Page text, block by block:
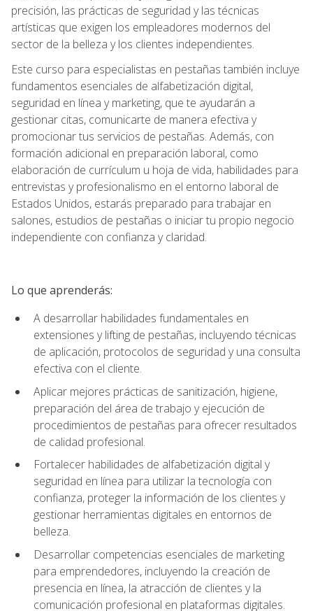
precisión, las prácticas de seguridad y las técnicas
artísticas que exigen los empleadores modernos del
sector de la belleza y los clientes independientes.
Este curso para especialistas en pestañas también incluye
fundamentos esenciales de alfabetización digital,
seguridad en línea y marketing, que te ayudarán a
gestionar citas, comunicarte de manera efectiva y
promocionar tus servicios de pestañas. Además, con
formación adicional en preparación laboral, como
elaboración de currículum u hoja de vida, habilidades para
entrevistas y profesionalismo en el entorno laboral de
Estados Unidos, estarás preparado para trabajar en
salones, estudios de pestañas o iniciar tu propio negocio
independiente con confianza y claridad.
Lo que aprenderás:
A desarrollar habilidades fundamentales en
extensiones y lifting de pestañas, incluyendo técnicas
de aplicación, protocolos de seguridad y una consulta
efectiva con el cliente.
Aplicar mejores prácticas de sanitización, higiene,
preparación del área de trabajo y ejecución de
procedimientos de pestañas para ofrecer resultados
de calidad profesional.
Fortalecer habilidades de alfabetización digital y
seguridad en línea para utilizar la tecnología con
confianza, proteger la información de los clientes y
gestionar herramientas digitales en entornos de
belleza.
Desarrollar competencias esenciales de marketing
para emprendedores, incluyendo la creación de
presencia en línea, la atracción de clientes y la
comunicación profesional en plataformas digitales.